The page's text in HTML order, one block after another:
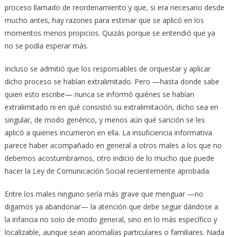
proceso llamado de reordenamiento y que, si era necesario desde
mucho antes, hay razones para estimar que se aplicó en los
momentos menos propicios. Quizás porque se entendió que ya
no se podía esperar más.
Incluso se admitió que los responsables de orquestar y aplicar
dicho proceso se habían extralimitado. Pero —hasta donde sabe
quien esto escribe— nunca se informó quiénes se habían
extralimitado ni en qué consistió su extralimitación, dicho sea en
singular, de modo genérico, y menos aún qué sanción se les
aplicó a quienes incurrieron en ella. La insuficiencia informativa
parece haber acompañado en general a otros males a los que no
debemos acostumbrarnos, otro indicio de lo mucho que puede
hacer la Ley de Comunicación Social recientemente aprobada.
Entre los males ninguno sería más grave que menguar —no
digamos ya abandonar— la atención que debe seguir dándose a
la infancia no solo de modo general, sino en lo más específico y
localizable, aunque sean anomalías particulares o familiares. Nada